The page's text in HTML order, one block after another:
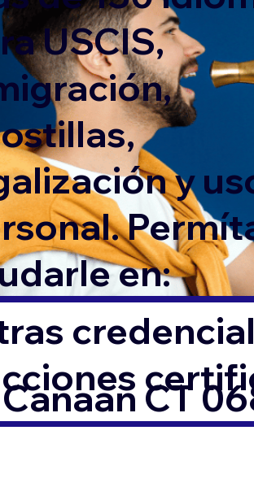
USCIS,
y
en:
CT